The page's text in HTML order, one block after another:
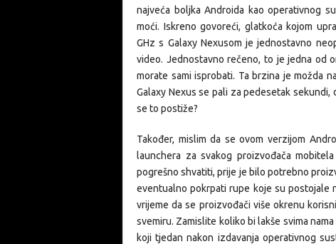
najveća boljka Androida kao operativnog
moći. Iskreno govoreći, glatkoća kojom
GHz s Galaxy Nexusom je jednostavno
video. Jednostavno rečeno, to je jedna od
morate sami isprobati. Ta brzina je možda
Galaxy Nexus se pali za pedesetak
se to postiže?
Također, mislim da se ovom verzijom
launchera za svakog proizvođača
pogrešno shvatiti, prije je bilo potrebno
eventualno pokrpati rupe koje su postojale
vrijeme da se proizvođači više okrenu
svemiru. Zamislite koliko bi lakše svima
koji tjedan nakon izdavanja operativnog